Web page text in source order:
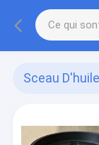
Sceau